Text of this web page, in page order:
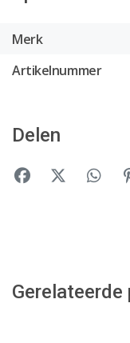
Merk
Artikelnummer
Delen